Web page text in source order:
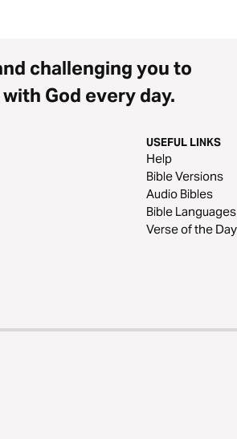
challenging you to
God every day.
USEFUL LINKS
Help
Bible Versions
Audio Bibles
Bible Languages
Verse of the Day